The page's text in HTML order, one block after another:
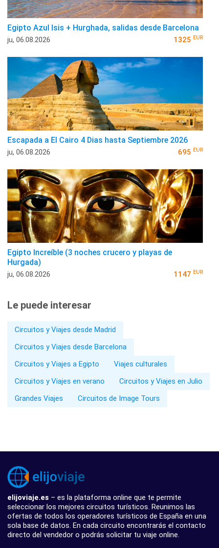
Egipto Azul Isis + Hurghada, salidas desde Barcelona
ju, 06.08.2026 1325 EUR
Escapada a El Cairo 4 Dias hasta Septiembre 2026
ju, 06.08.2026 695 EUR
Egipto Increíble (3 noches crucero y playas de
Hurgada)
ju, 06.08.2026 1147 EUR
Le puede interesar
Circuitos y Viajes desde Madrid
Circuitos y Viajes desde Barcelona
Circuitos y Viajes a Egipto
Viajes culturales
Circuitos y Viajes en verano
Circuitos y Viajes en Julio
Grandes Viajes
Circuitos de Image Tours
elijoviaje.es – es la plataforma online que te permite
seleccionar los mejores circuitos turísticos. Reunimos las
ofertas de todos los operadores turísticos de España en una
sola base de datos. En cada circuito encontrarás el contacto
directo del vendedor o podrás solicitar tu viaje online.